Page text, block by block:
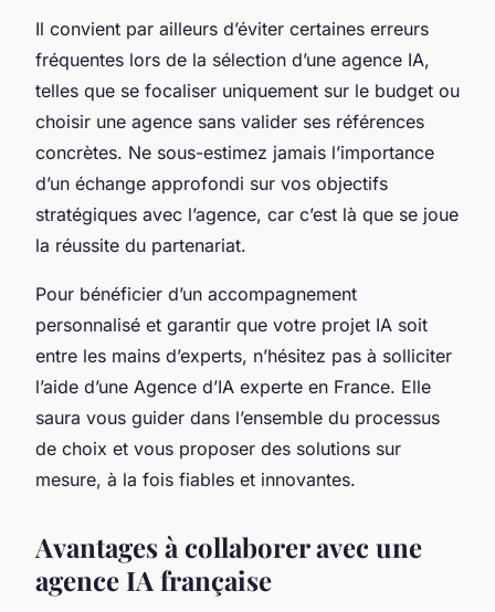
Il convient par ailleurs d’éviter certaines erreurs
fréquentes lors de la sélection d’une agence IA,
telles que se focaliser uniquement sur le budget ou
choisir une agence sans valider ses références
concrètes. Ne sous-estimez jamais l’importance
d’un échange approfondi sur vos objectifs
stratégiques avec l’agence, car c’est là que se joue
la réussite du partenariat.
Pour bénéficier d’un accompagnement
personnalisé et garantir que votre projet IA soit
entre les mains d’experts, n’hésitez pas à solliciter
l’aide d’une Agence d’IA experte en France. Elle
saura vous guider dans l’ensemble du processus
de choix et vous proposer des solutions sur
mesure, à la fois fiables et innovantes.
Avantages à collaborer avec une
agence IA française